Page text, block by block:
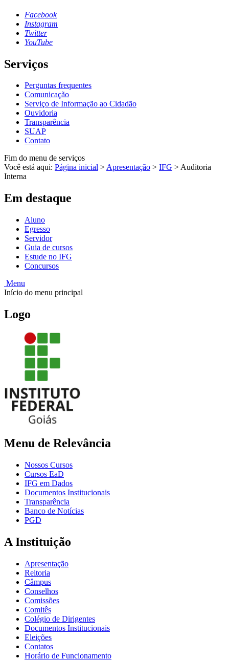
Facebook
Instagram
Twitter
YouTube
Serviços
Perguntas frequentes
Comunicação
Serviço de Informação ao Cidadão
Ouvidoria
Transparência
SUAP
Contato
Fim do menu de serviços
Você está aqui: Página inicial >Apresentação > IFG >Auditoria
Interna
Em destaque
Aluno
Egresso
Servidor
Guia de cursos
Estude no IFG
Concursos
Menu
Início do menu principal
Logo
Menu de Relevância
Nossos Cursos
Cursos EaD
IFG em Dados
Documentos Institucionais
Transparência
Banco de Notícias
PGD
A Instituição
Apresentação
Reitoria
Câmpus
Conselhos
Comissões
Comitês
Colégio de Dirigentes
Documentos Institucionais
Eleições
Contatos
Horário de Funcionamento